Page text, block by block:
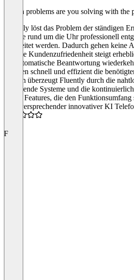
Which problems are you solving with the
Fluently löst das Problem der ständigen
Anrufe rund um die Uhr professionell
bearbeitet werden. Dadurch gehen keine
und die Kundenzufriedenheit steigt
die automatische Beantwortung
Kunden schnell und effizient die
Zudem überzeugt Fluently durch die
bestehende Systeme und die
neuen Features, die den
“Vielversprechender innovativer KI
F